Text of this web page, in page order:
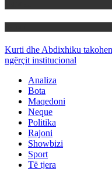
Kurti dhe Abdixhiku
ngërçit institucional
Analiza
Bota
Maqedoni
Neque
Politika
Rajoni
Showbizi
Sport
Të tjera